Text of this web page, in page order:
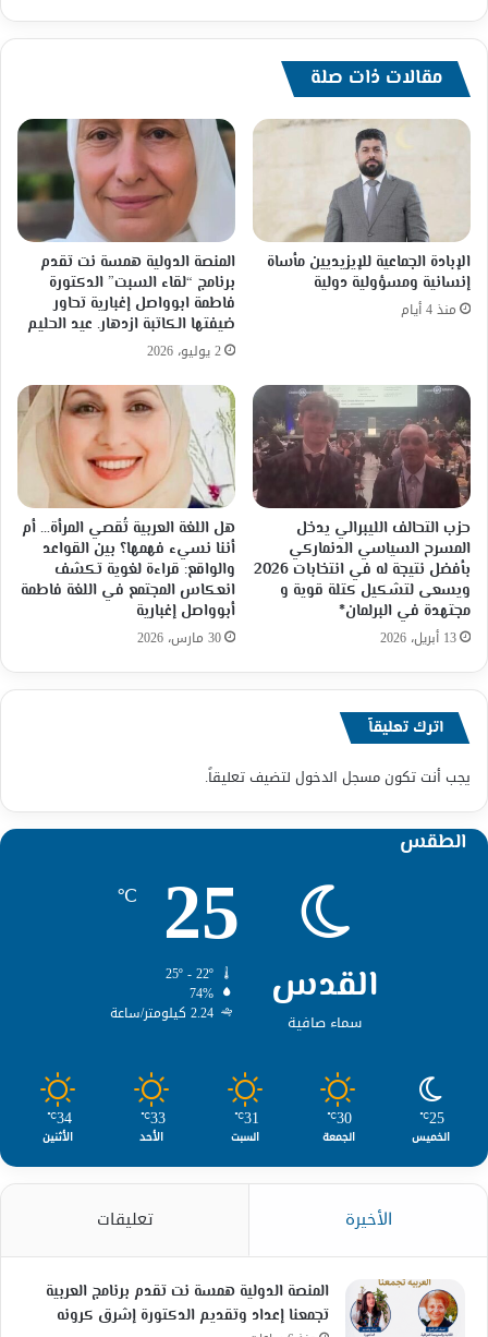
مقالات ذات صلة
الإبادة الجماعية للإيزيديين مأساة
إنسانية ومسؤولية دولية
منذ 4 أيام
المنصة الدولية همسة نت تقدم
برنامج “لقاء السبت” الدكتورة
فاطمة ابوواصل إغبارية تحاور
ضيفتها الكاتبة ازدهار. عيد الحليم
2 يوليو، 2026
حزب التحالف الليبرالي يدخل
المسرح السياسي الدنماركي
بأفضل نتيجة له في انتخابات 2026
ويسعى لتشكيل كتلة قوية و
مجتهدة في البرلمان*
13 أبريل، 2026
هل اللغة العربية تُقصي المرأة… أم
أننا نسيء فهمها؟ بين القواعد
والواقع: قراءة لغوية تكشف
انعكاس المجتمع في اللغة فاطمة
أبوواصل إغبارية
30 مارس، 2026
اترك تعليقاً
يجب أنت تكونمسجل الدخول لتضيف تعليقاً.
الطقس
القدس
سماء صافية
25
℃
74%
2.24 كيلومتر/ساعة
25
℃
الخميس
30
℃
الجمعة
31
℃
السبت
33
℃
الأحد
34
℃
الأثنين
الأخيرة تعليقات
المنصة الدولية همسة نت تقدم برنامج العربية
تجمعنا إعداد وتقديم الدكتورة إشرق كرونه